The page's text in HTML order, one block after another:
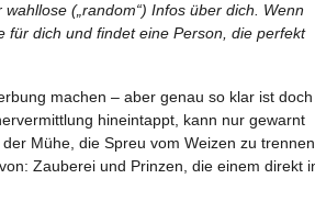
(„random“) Infos über dich. Wenn
für dich und findet eine Person, die perfekt
machen – aber genau so klar ist doch
hineintappt, kann nur gewarnt
Mühe, die Spreu vom Weizen zu trennen,
Zauberei und Prinzen, die einem direkt